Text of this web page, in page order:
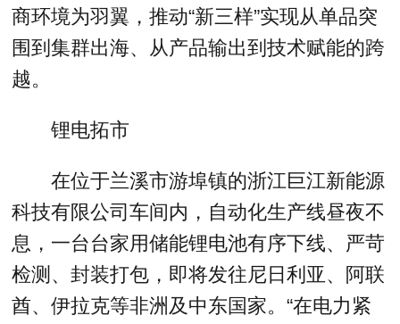
商环境为羽翼，推动“新三样”实现从单品突
围到集群出海、从产品输出到技术赋能的跨
越。
锂电拓市
在位于兰溪市游埠镇的浙江巨江新能源
科技有限公司车间内，自动化生产线昼夜不
息，一台台家用储能锂电池有序下线、严苛
检测、封装打包，即将发往尼日利亚、阿联
酋、伊拉克等非洲及中东国家。“在电力紧